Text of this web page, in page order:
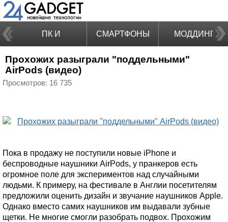
ПК И
НОУТБУКИ
СМАРТФОНЫ МОДДИНГ
Прохожих разыграли "поддельными"
AirPods (видео)
Просмотров: 16 735
Пока в продажу не поступили новые iPhone и
беспроводные наушники AirPods, у пранкеров есть
огромное поле для экспериментов над случайными
людьми. К примеру, на фестивале в Англии посетителям
предложили оценить дизайн и звучание наушников Apple.
Однако вместо самих наушников им выдавали зубные
щетки. Не многие смогли разобрать подвох. Прохожим